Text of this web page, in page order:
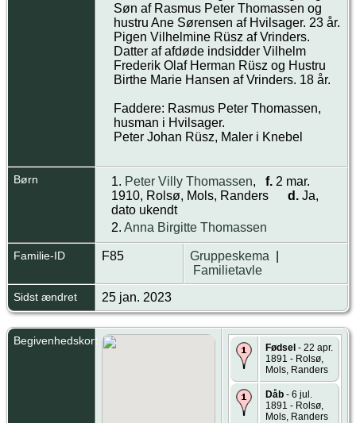
Søn af Rasmus Peter Thomassen og
hustru Ane Sørensen af Hvilsager. 23 år.
Pigen Vilhelmine Rüsz af Vrinders.
Datter af afdøde indsidder Vilhelm
Frederik Olaf Herman Rüsz og Hustru
Birthe Marie Hansen af Vrinders. 18 år.
Faddere: Rasmus Peter Thomassen,
husman i Hvilsager.
Peter Johan Rüsz, Maler i Knebel
Børn 1. Peter Villy Thomassen, f. 2 mar.
1910, Rolsø, Mols, Randers
d. Ja,
dato ukendt
2. Anna Birgitte Thomassen
Familie-ID F85 Gruppeskema
Familietavle
Sidst ændret 25 jan. 2023
Begivenhedskort
Fødsel - 22 apr.
1891 - Rolsø,
Mols, Randers
Dåb - 6 jul.
1891 - Rolsø,
Mols, Randers